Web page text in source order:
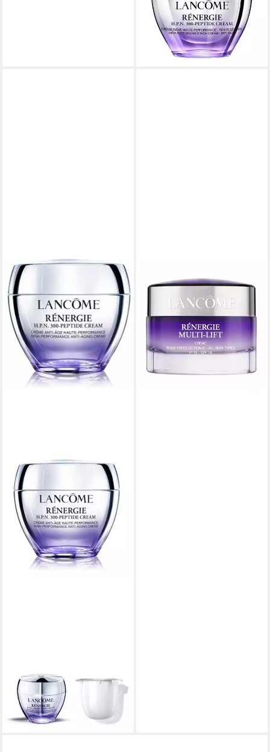
crème riche SPF15
126,71 €
(2.534,20 €/ 1 l)
lieferbar - in 8-10 Werktagen bei
RÉNERGIE crème refill
101,55 €
(2.031,00 €/ 1 l)
lieferbar - in 8-10 Werktagen bei
dir
Tagescreme
132,00 €
(264,00 €/ 100 ml)
lieferbar - in 3-4 Werktagen bei dir